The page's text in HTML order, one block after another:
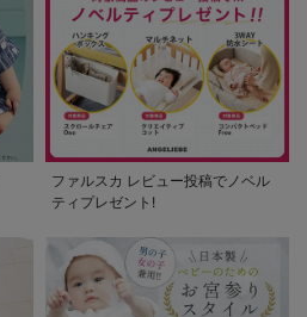
ファルスカ レビュー投稿でノベル
ティプレゼント!